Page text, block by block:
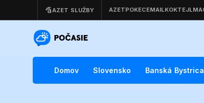
Domov Slovensko Banská Bystrica